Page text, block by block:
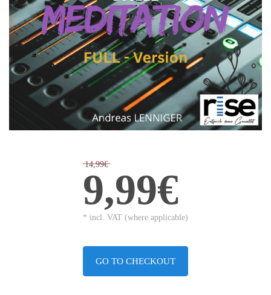
14,99€
9,99€
* incl. VAT (where applicable)
GO TO CHECKOUT